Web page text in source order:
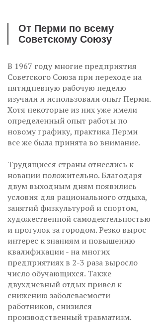
От Перми по всему
Советскому Союзу
В 1967 году многие предприятия
Советского Союза при переходе на
пятидневную рабочую неделю
изучали и использовали опыт Перми.
Хотя некоторые из них уже имели
определенный опыт работы по
новому графику, практика Перми
все же была принята во внимание.
Трудящиеся страны отнеслись к
новации положительно. Благодаря
двум выходным дням появились
условия для рационального отдыха,
занятий физкультурой и спортом,
художественной самодеятельностью
и прогулок за городом. Резко вырос
интерес к знаниям и повышению
квалификации - на многих
предприятиях в 2-3 раза выросло
число обучающихся. Также
двухдневный отдых привел к
снижению заболеваемости
работников, снизился
производственный травматизм.